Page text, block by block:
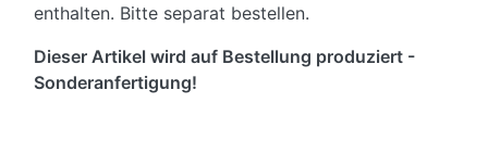
enthalten. Bitte separat bestellen.
Dieser Artikel wird auf Bestellung produziert -
Sonderanfertigung!